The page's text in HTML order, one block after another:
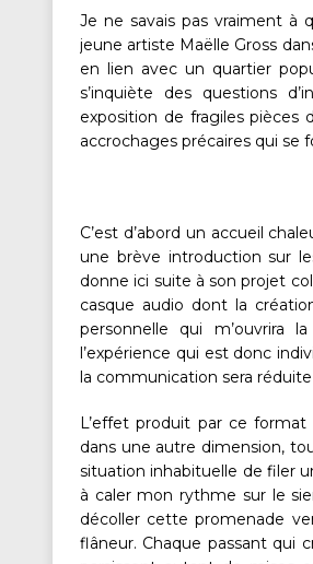
Je ne savais pas vraiment à
jeune artiste Maëlle Gross
en lien avec un quartier
s’inquiète des questions
exposition de fragiles
accrochages précaires qui se
C’est d’abord un accueil
une brève introduction sur
donne ici suite à son projet
casque audio dont la
personnelle qui m’ouvrira
l’expérience qui est donc
la communication sera
L’effet produit par ce
dans une autre dimension,
situation inhabituelle de filer
à caler mon rythme sur le
décoller cette promenade
flâneur. Chaque passant qui